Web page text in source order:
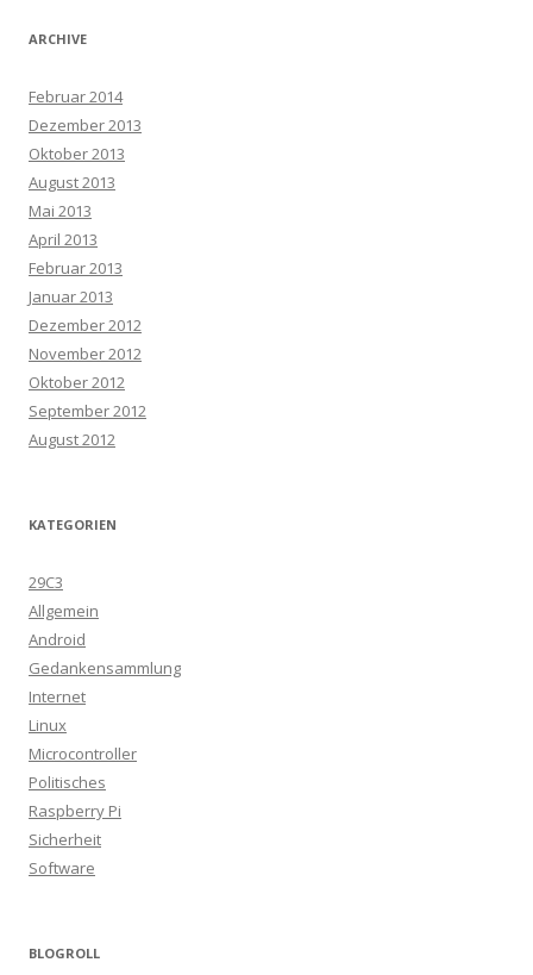
ARCHIVE
Februar 2014
Dezember 2013
Oktober 2013
August 2013
Mai 2013
April 2013
Februar 2013
Januar 2013
Dezember 2012
November 2012
Oktober 2012
September 2012
August 2012
KATEGORIEN
29C3
Allgemein
Android
Gedankensammlung
Internet
Linux
Microcontroller
Politisches
Raspberry Pi
Sicherheit
Software
BLOGROLL